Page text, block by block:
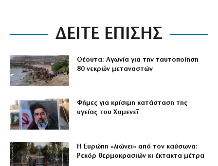
ΔΕΙΤΕ ΕΠΙΣΗΣ
Θέουτα: Αγωνία για την ταυτοποίηση
80 νεκρών μεταναστών
Φήμες για κρίσιμη κατάσταση της
υγείας του Χαμενεΐ
Η Ευρώπη «λιώνει» από τον καύσωνα:
Ρεκόρ θερμοκρασιών κι έκτακτα μέτρα